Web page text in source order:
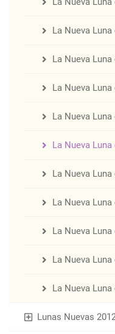
La Nueva
La Nueva
La Nueva
La Nueva
La Nueva
La Nueva
La Nueva
La Nueva
La Nueva
La Nueva
Lunas Nuevas